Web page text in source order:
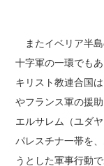
またイベリア半
十字軍の一環でも
キリスト教連合国
やフランス軍の援
エルサレム（ユダ
パレスチナ一帯を
うとした軍事行動